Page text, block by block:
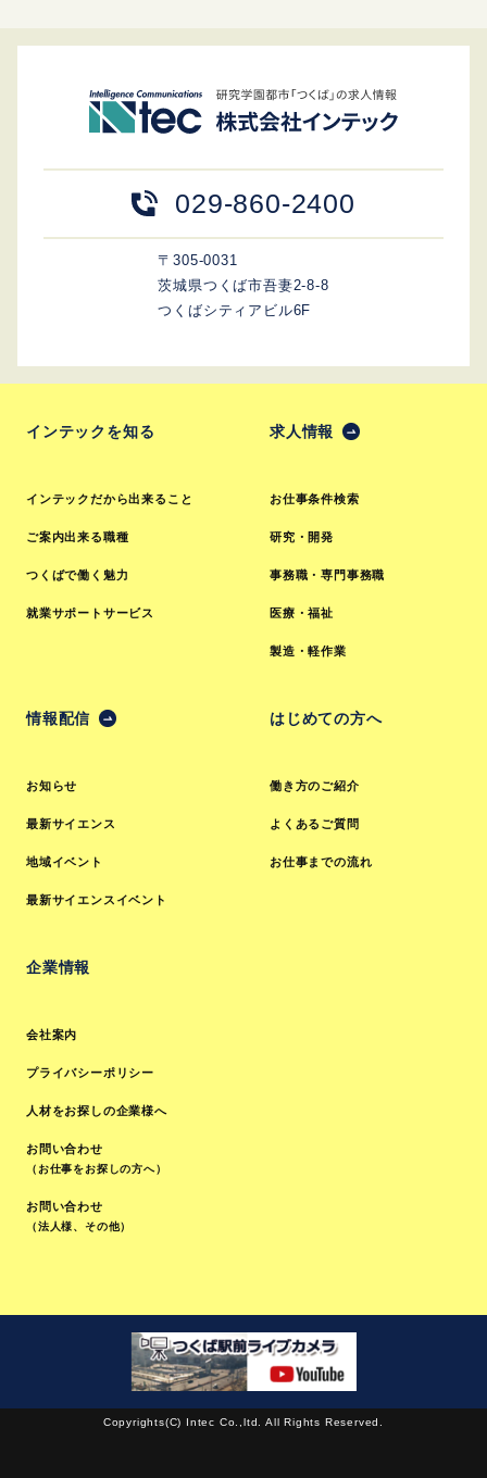
029-860-2400
〒305-0031
茨城県つくば市吾妻2-8-8
つくばシティアビル6F
インテックを知る
インテックだから出来ること
ご案内出来る職種
つくばで働く魅力
就業サポートサービス
求人情報
お仕事条件検索
研究・開発
事務職・専門事務職
医療・福祉
製造・軽作業
情報配信
お知らせ
最新サイエンス
地域イベント
最新サイエンスイベント
はじめての方へ
働き方のご紹介
よくあるご質問
お仕事までの流れ
企業情報
会社案内
プライバシーポリシー
人材をお探しの企業様へ
お問い合わせ
（お仕事をお探しの方へ）
お問い合わせ
（法人様、その他）
Copyrights(C) Intec Co.,ltd. All Rights Reserved.